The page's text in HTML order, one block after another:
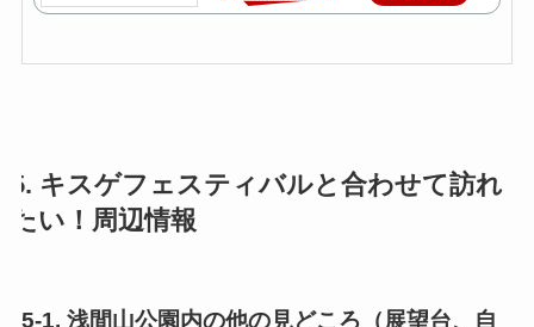
5. キスゲフェスティバルと合わせて訪れ
たい！周辺情報
5-1. 浅間山公園内の他の見どころ（展望台、自